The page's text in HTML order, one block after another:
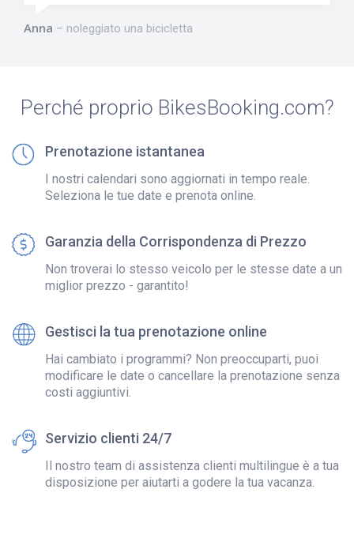
Anna noleggiato una bicicletta
Perché proprio BikesBooking.com?
Prenotazione istantanea
I nostri calendari sono aggiornati in tempo reale.
Seleziona le tue date e prenota online.
Garanzia della Corrispondenza di Prezzo
Non troverai lo stesso veicolo per le stesse date a un
miglior prezzo - garantito!
Gestisci la tua prenotazione online
Hai cambiato i programmi? Non preoccuparti, puoi
modificare le date o cancellare la prenotazione senza
costi aggiuntivi.
Servizio clienti 24/7
Il nostro team di assistenza clienti multilingue è a tua
disposizione per aiutarti a godere la tua vacanza.